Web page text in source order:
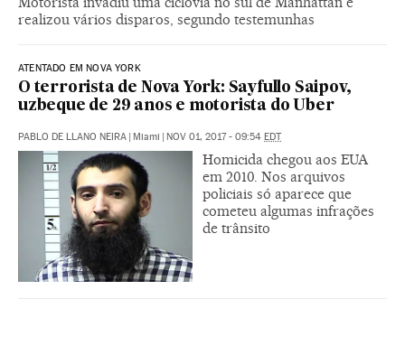
realizou vários disparos, segundo testemunhas
ATENTADO EM NOVA YORK
O terrorista de Nova York: Sayfullo Saipov,
uzbeque de 29 anos e motorista do Uber
PABLO DE LLANO NEIRA | Miami | NOV 01, 2017 - 09:54 EDT
Homicida chegou aos EUA
em 2010. Nos arquivos
policiais só aparece que
cometeu algumas infrações
de trânsito